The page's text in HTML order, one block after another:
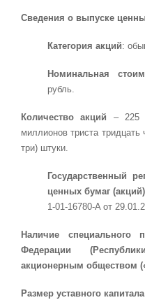
Сведения о выпуске
Категория акций:
Номинальная
рубль.
Количество акций – 225
миллионов триста
три) штуки.
Государственный
ценных бумаг
1-01-16780-A от
Наличие специального
Федерации
акционерным обществом
Размер уставного